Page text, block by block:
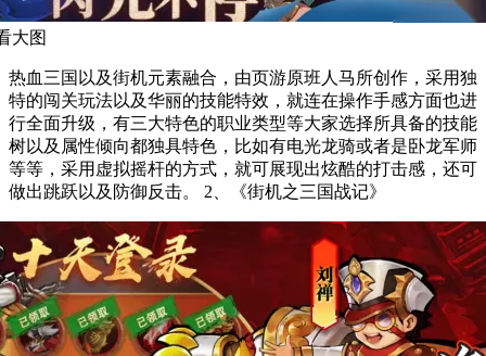
大图
热血三国以及街机元素融合，由页游原班人马所创作，采用独
特的闯关玩法以及华丽的技能特效，就连在操作手感方面也进
行全面升级，有三大特色的职业类型等大家选择所具备的技能
树以及属性倾向都独具特色，比如有电光龙骑或者是卧龙军师
等等，采用虚拟摇杆的方式，就可展现出炫酷的打击感，还可
做出跳跃以及防御反击。 2、《街机之三国战记》